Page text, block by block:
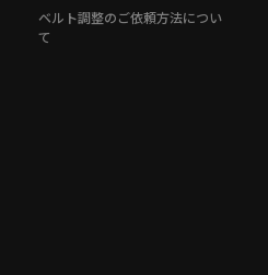
ベルト調整のご依頼方法につい
て